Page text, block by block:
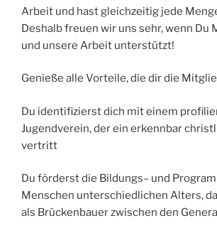
Arbeit und hast gleichzeitig jede
Deshalb freuen wir uns sehr, wenn Du
und unsere Arbeit unterstützt!
Genieße alle Vorteile, die dir die
Du identifizierst dich mit einem
Jugendverein, der ein erkennbar
vertritt
Du förderst die Bildungs– und
Menschen unterschiedlichen Alters,
als Brückenbauer zwischen den